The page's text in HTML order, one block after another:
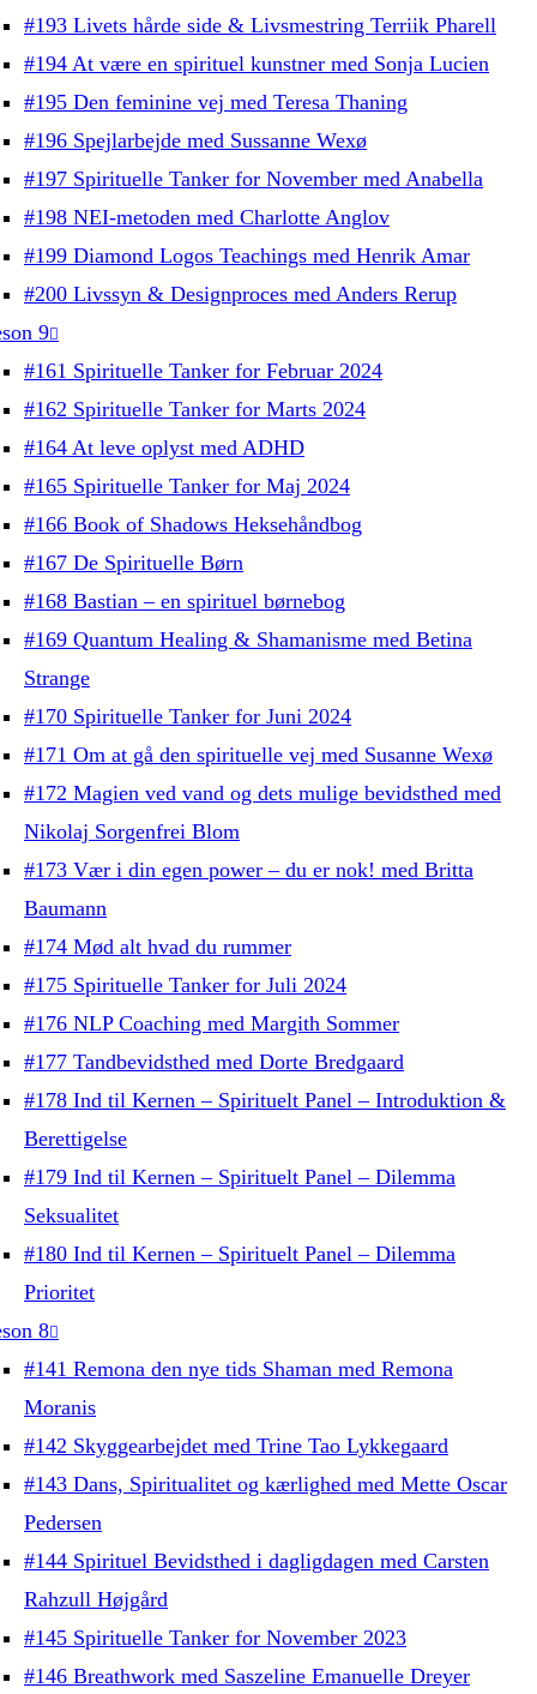
#193 Livets hårde side & Livsmestring Terriik Pharell
#194 At være en spirituel kunstner med Sonja Lucien
#195 Den feminine vej med Teresa Thaning
#196 Spejlarbejde med Sussanne Wexø
#197 Spirituelle Tanker for November med Anabella
#198 NEI-metoden med Charlotte Anglov
#199 Diamond Logos Teachings med Henrik Amar
#200 Livssyn & Designproces med Anders Rerup
9
#161 Spirituelle Tanker for Februar 2024
#162 Spirituelle Tanker for Marts 2024
#164 At leve oplyst med ADHD
#165 Spirituelle Tanker for Maj 2024
#166 Book of Shadows Heksehåndbog
#167 De Spirituelle Børn
#168 Bastian – en spirituel børnebog
#169 Quantum Healing & Shamanisme med Betina
Strange
#170 Spirituelle Tanker for Juni 2024
#171 Om at gå den spirituelle vej med Susanne Wexø
#172 Magien ved vand og dets mulige bevidsthed med
Nikolaj Sorgenfrei Blom
#173 Vær i din egen power – du er nok! med Britta
Baumann
#174 Mød alt hvad du rummer
#175 Spirituelle Tanker for Juli 2024
#176 NLP Coaching med Margith Sommer
#177 Tandbevidsthed med Dorte Bredgaard
#178 Ind til Kernen – Spirituelt Panel – Introduktion &
Berettigelse
#179 Ind til Kernen – Spirituelt Panel – Dilemma
Seksualitet
#180 Ind til Kernen – Spirituelt Panel – Dilemma
Prioritet
8
#141 Remona den nye tids Shaman med Remona
Moranis
#142 Skyggearbejdet med Trine Tao Lykkegaard
#143 Dans, Spiritualitet og kærlighed med Mette Oscar
Pedersen
#144 Spirituel Bevidsthed i dagligdagen med Carsten
Rahzull Højgård
#145 Spirituelle Tanker for November 2023
#146 Breathwork med Saszeline Emanuelle Dreyer